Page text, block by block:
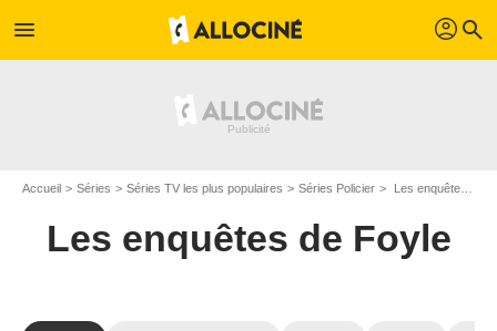
menu profil search
Accueil Séries Séries TV les plus populaires Séries Policier Les enquêtes de Foyle
Les enquêtes de Foyle